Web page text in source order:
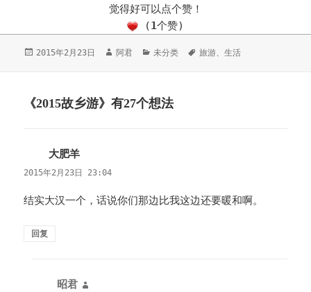
觉得好可以点个赞！
(1个赞)
发
2015年2月23日
作
阿君
分
未分类
标
旅游、生活
《2015故乡游》有27个想法
大肥羊
道：
2015年2月23日 23:04
结实大汉一个，话说你们那边比我这边还要暖和啊。
回复
昭君